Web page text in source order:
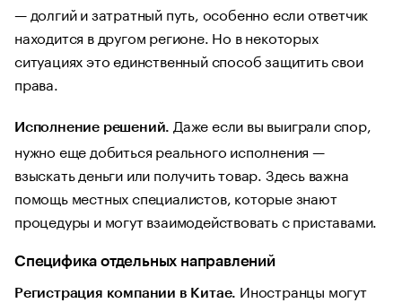
— долгий и затратный путь, особенно если ответчик
находится в другом регионе. Но в некоторых
ситуациях это единственный способ защитить свои
права.
Исполнение решений. Даже если вы выиграли спор,
нужно еще добиться реального исполнения —
взыскать деньги или получить товар. Здесь важна
помощь местных специалистов, которые знают
процедуры и могут взаимодействовать с приставами.
Специфика отдельных направлений
Регистрация компании в Китае. Иностранцы могут